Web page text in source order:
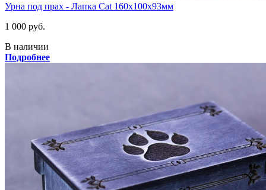
Урна под прах - Лапка Cat 160х100х93мм
1 000 руб.
В наличии
Подробнее